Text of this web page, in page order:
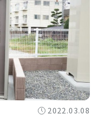
2022.03.08